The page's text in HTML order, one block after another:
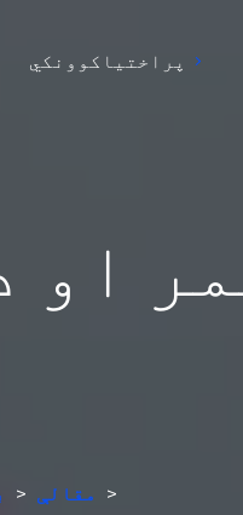
پراختیاکوونکي
او
> مقالې >